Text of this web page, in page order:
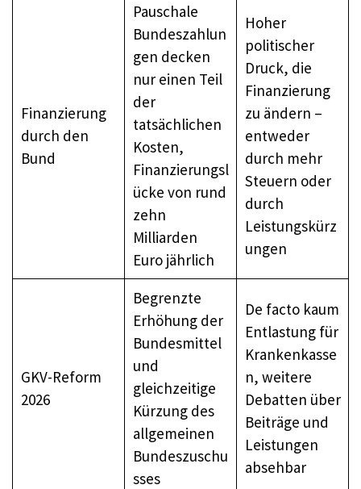
Finanzierung
durch den
Bund
Pauschale
Bundeszahlun
gen decken
nur einen Teil
der
tatsächlichen
Kosten,
Finanzierungsl
ücke von rund
zehn
Milliarden
Euro jährlich
Hoher
politischer
Druck, die
Finanzierung
zu ändern –
entweder
durch mehr
Steuern oder
durch
Leistungskürz
ungen
GKV-Reform
2026
Begrenzte
Erhöhung der
Bundesmittel
und
gleichzeitige
Kürzung des
allgemeinen
Bundeszuschu
sses
De facto kaum
Entlastung für
Krankenkasse
n, weitere
Debatten über
Beiträge und
Leistungen
absehbar